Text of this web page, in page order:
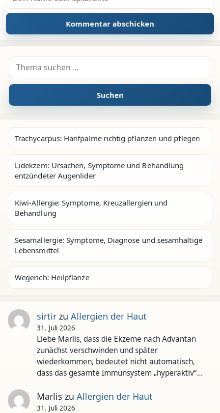
Suche nach:
Suchen
Trachycarpus: Hanfpalme richtig pflanzen und pflegen
Lidekzem: Ursachen, Symptome und Behandlung
entzündeter Augenlider
Kiwi-Allergie: Symptome, Kreuzallergien und
Behandlung
Sesamallergie: Symptome, Diagnose und sesamhaltige
Lebensmittel
Wegerich: Heilpflanze
sirtirzu Allergien der Haut
31. Juli 2026
Liebe Marlis, dass die Ekzeme nach Advantan
zunächst verschwinden und später
wiederkommen, bedeutet nicht automatisch,
dass das gesamte Immunsystem „hyperaktiv“…
Marlis zu Allergien der Haut
31. Juli 2026